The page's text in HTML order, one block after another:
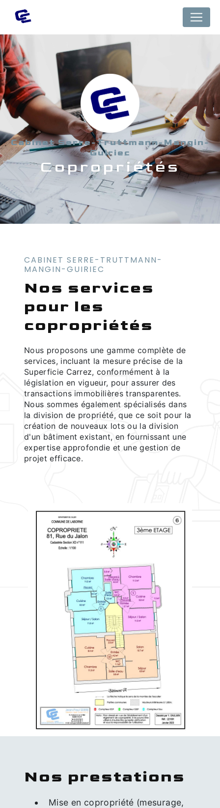
Cabinet Serre-Truttmann-Mangin-
Guiriec
Copropriétés
CABINET SERRE-TRUTTMANN-
MANGIN-GUIRIEC
Nos services
pour les
copropriétés
Nous proposons une gamme complète de
services, incluant la mesure précise de la
Superficie Carrez, conformément à la
législation en vigueur, pour assurer des
transactions immobilières transparentes.
Nous sommes également spécialisés dans
la division de propriété, que ce soit pour la
création de nouveaux lots ou la division
d'un bâtiment existant, en fournissant une
expertise approfondie et une gestion de
projet efficace.
Nos prestations
Mise en copropriété (mesurage,